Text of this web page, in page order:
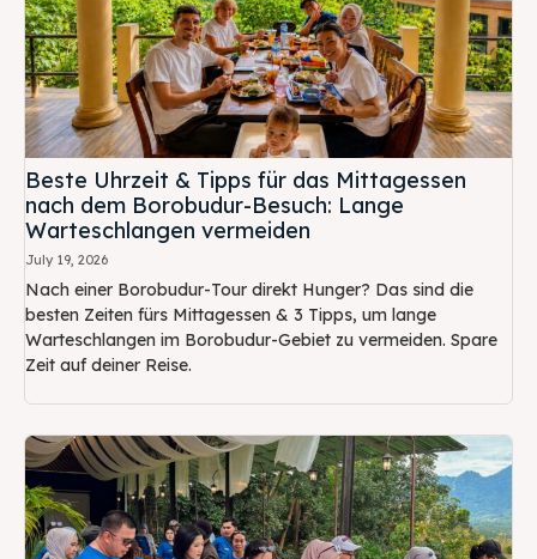
Beste Uhrzeit & Tipps für das Mittagessen
nach dem Borobudur-Besuch: Lange
Warteschlangen vermeiden
July 19, 2026
Nach einer Borobudur-Tour direkt Hunger? Das sind die
besten Zeiten fürs Mittagessen & 3 Tipps, um lange
Warteschlangen im Borobudur-Gebiet zu vermeiden. Spare
Zeit auf deiner Reise.